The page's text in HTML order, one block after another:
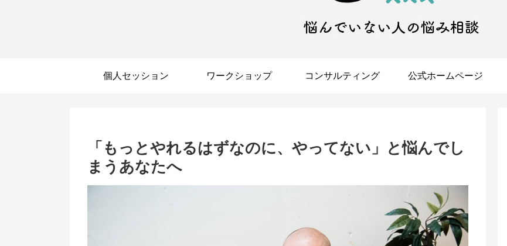
個人セッション ワークショップ コンサルティング 公式ホームページ
「もっとやれるはずなのに、やってない」と悩んでし
まうあなたへ